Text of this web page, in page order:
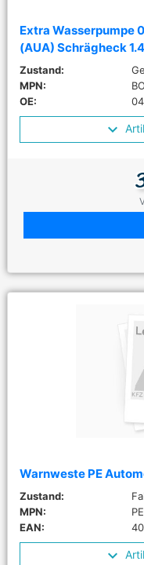
Extra Wasserpumpe
(AUA) Schrägheck
Zustand:
MPN:
OE:
Warnweste PE
Zustand:
MPN:
EAN: